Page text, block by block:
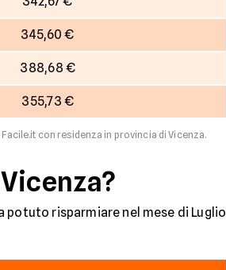
345,60 €
388,68 €
355,73 €
con residenza in provincia di Vicenza.
potuto risparmiare nel mese di Luglio